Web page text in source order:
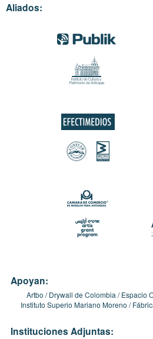
Aliados:
Apoyan:
Artbo Drywall de Colombia Espacio
Instituto Superio Mariano Moreno
Instituciones Adjuntas: